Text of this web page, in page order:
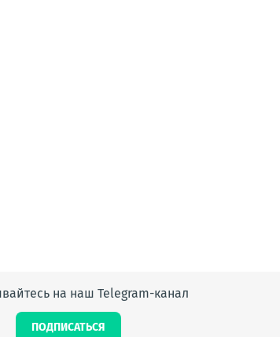
на наш Telegram-канал
ПОДПИСАТЬСЯ